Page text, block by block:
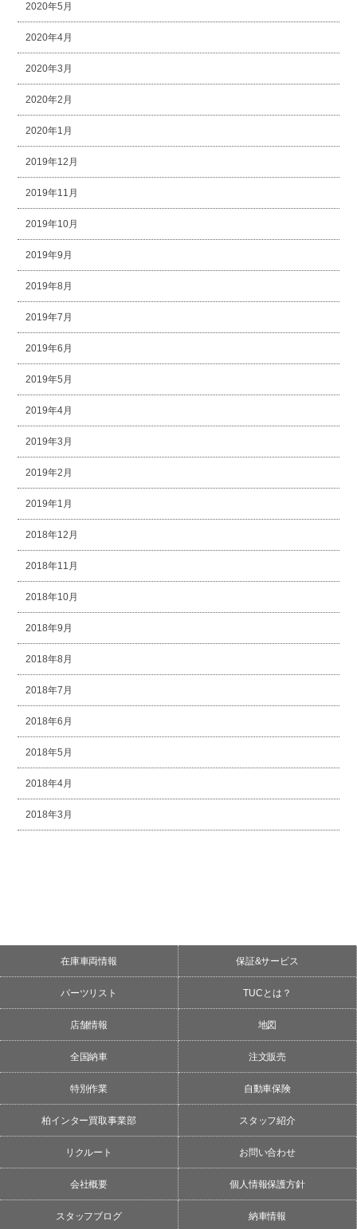
2020年5月
2020年4月
2020年3月
2020年2月
2020年1月
2019年12月
2019年11月
2019年10月
2019年9月
2019年8月
2019年7月
2019年6月
2019年5月
2019年4月
2019年3月
2019年2月
2019年1月
2018年12月
2018年11月
2018年10月
2018年9月
2018年8月
2018年7月
2018年6月
2018年5月
2018年4月
2018年3月
在庫車両情報 保証&サービス
パーツリスト TUCとは？
店舗情報 地図
全国納車 注文販売
特別作業 自動車保険
柏インター買取事業部 スタッフ紹介
リクルート お問い合わせ
会社概要 個人情報保護方針
スタッフブログ 納車情報